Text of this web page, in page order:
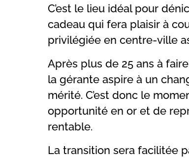
C’est le lieu idéal pour
cadeau qui fera plaisir à
privilégiée en centre-ville
Après plus de 25 ans à
la gérante aspire à un
mérité. C’est donc le
opportunité en or et de
rentable.
La transition sera facilitée